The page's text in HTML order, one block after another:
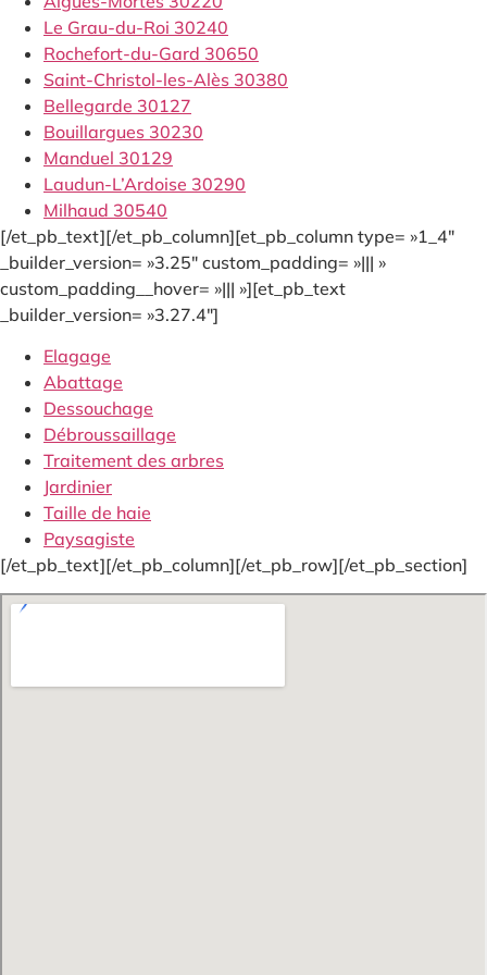
Le Grau-du-Roi 30240
Rochefort-du-Gard 30650
Saint-Christol-les-Alès 30380
Bellegarde 30127
Bouillargues 30230
Manduel 30129
Laudun-L’Ardoise 30290
Milhaud 30540
[/et_pb_text][/et_pb_column][et_pb_column type= »1_4″
_builder_version= »3.25″ custom_padding= »||| »
custom_padding__hover= »||| »][et_pb_text
_builder_version= »3.27.4″]
Elagage
Abattage
Dessouchage
Débroussaillage
Traitement des arbres
Jardinier
Taille de haie
Paysagiste
[/et_pb_text][/et_pb_column][/et_pb_row][/et_pb_section]